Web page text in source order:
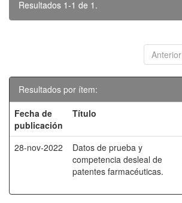
Resultados 1-1 de 1.
Anterior
Resultados por ítem:
Fecha de
publicación
Título
28-nov-2022
Datos de prueba y
competencia desleal de
patentes farmacéuticas.